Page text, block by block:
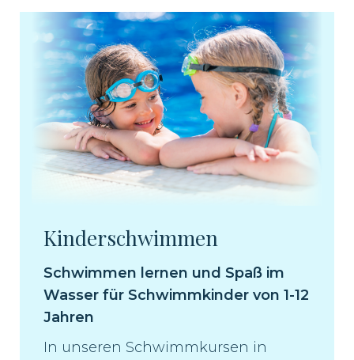
Kinderschwimmen
Schwimmen lernen und Spaß im
Wasser für Schwimmkinder von 1-12
Jahren
In unseren Schwimmkursen in